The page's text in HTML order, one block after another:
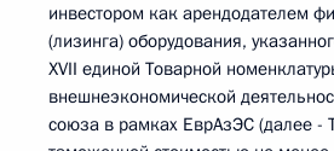
инвестором как арендодателем
(лизинга) оборудования,
XVII единой Товарной
внешнеэкономической
союза в рамках ЕврАзЭС (далее -